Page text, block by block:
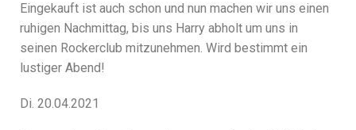
Eingekauft ist auch schon und nun machen wir uns einen
ruhigen Nachmittag, bis uns Harry abholt um uns in
seinen Rockerclub mitzunehmen. Wird bestimmt ein
lustiger Abend!
Di. 20.04.2021